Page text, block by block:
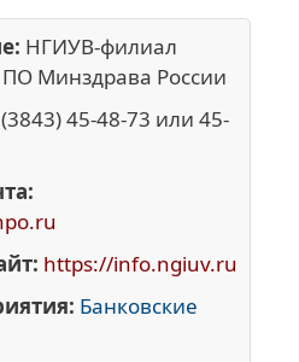
НГИУВ-филиал
Минздрава России
45-48-73 или 45-
https://info.ngiuv.ru
Банковские